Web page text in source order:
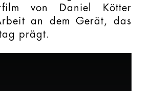
von Daniel Kötter
an dem Gerät, das
prägt.